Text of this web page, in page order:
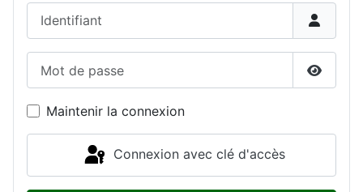
Maintenir la connexion
Connexion avec clé d'accès